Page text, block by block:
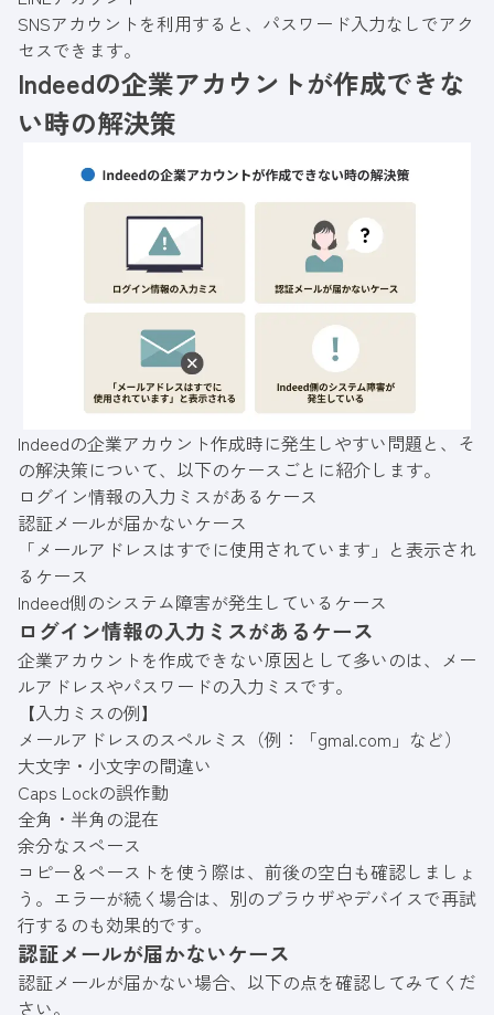
SNSアカウントを利用すると、パスワード入力なしでアク
セスできます。
Indeedの企業アカウントが作成できな
い時の解決策
Indeedの企業アカウント作成時に発生しやすい問題と、そ
の解決策について、以下のケースごとに紹介します。
ログイン情報の入力ミスがあるケース
認証メールが届かないケース
「メールアドレスはすでに使用されています」と表示され
るケース
Indeed側のシステム障害が発生しているケース
ログイン情報の入力ミスがあるケース
企業アカウントを作成できない原因として多いのは、メー
ルアドレスやパスワードの入力ミスです。
【入力ミスの例】
メールアドレスのスペルミス（例：「gmal.com」など）
大文字・小文字の間違い
Caps Lockの誤作動
全角・半角の混在
余分なスペース
コピー＆ペーストを使う際は、前後の空白も確認しましょ
う。エラーが続く場合は、別のブラウザやデバイスで再試
行するのも効果的です。
認証メールが届かないケース
認証メールが届かない場合、以下の点を確認してみてくだ
さい。